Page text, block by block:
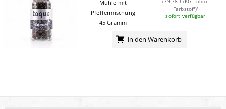
Mühle mit
Pfeffermischung
45 Gramm
Farbstoff)¹
sofort verfügbar
in den Warenkorb